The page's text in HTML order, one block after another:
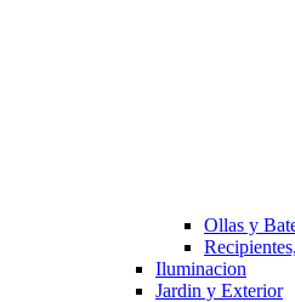
Ollas y
Iluminacion
Jardin y Exterior